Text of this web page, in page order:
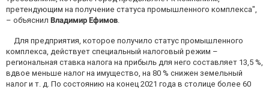
претендующим на получение статуса промышленного комплекса",
– объяснил Владимир Ефимов.
Для предприятия, которое получило статус промышленного
комплекса, действует специальный налоговый режим –
региональная ставка налога на прибыль для него составляет 13,5 %,
вдвое меньше налог на имущество, на 80 % снижен земельный
налог и т. д. По состоянию на конец 2021 года в столице более 60